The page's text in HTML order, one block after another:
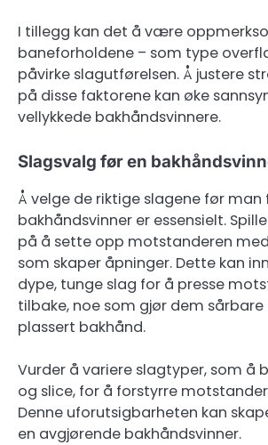
I tillegg kan det å være
baneforholdene – som type
påvirke slagutførelsen. Å justere
på disse faktorene kan øke
vellykkede bakhåndsvinnere.
Slagsvalg før en
Å velge de riktige slagene før man
bakhåndsvinner er essensielt.
på å sette opp motstanderen
som skaper åpninger. Dette kan
dype, tunge slag for å presse
tilbake, noe som gjør dem
plassert bakhånd.
Vurder å variere slagtyper, som å
og slice, for å forstyrre
Denne uforutsigbarheten kan
en avgjørende bakhåndsvinner.